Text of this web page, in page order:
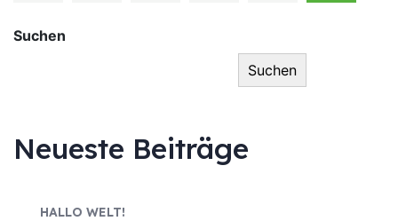
Suchen
Suchen
Neueste Beiträge
HALLO WELT!